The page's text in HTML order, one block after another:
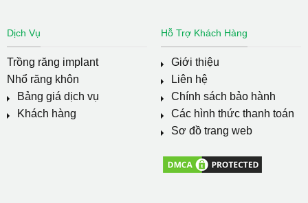
Dịch Vụ
Trồng răng implant
Nhổ răng khôn
Bảng giá dịch vụ
Khách hàng
Hỗ Trợ Khách Hàng
Giới thiệu
Liên hệ
Chính sách bảo hành
Các hình thức thanh toán
Sơ đồ trang web